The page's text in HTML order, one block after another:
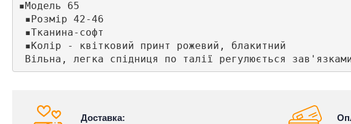
▪️Модель 65
▪️Розмір 42-46
▪️Тканина-софт
▪️Колір - квітковий принт рожевий, блакитний
Вільна, легка спідниця по талії регулюється
Доставка: